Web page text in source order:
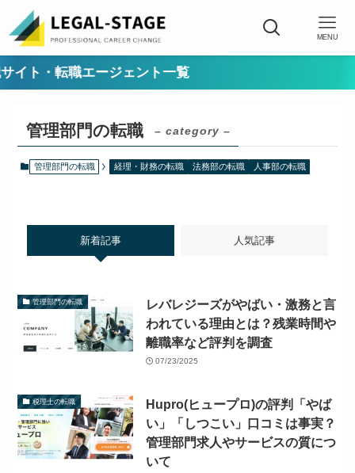
MENU
・転職エージェント一覧
管理部門の転職 – category –
管理部門の転職 経理・財務の転職 法務部の転職 人事部の転職
新着記事 人気記事
管理部門の転職
レバレジーズがやばい・激務と言
われている理由とは？残業時間や
離職率など評判を調査
07/23/2025
税理士の転職
Hupro(ヒュープロ)の評判「やば
い」「しつこい」口コミは事実？
管理部門求人やサービスの質につ
いて